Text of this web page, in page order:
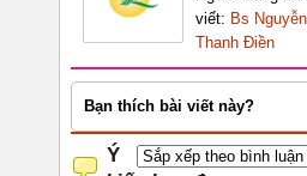
viết: Bs Nguyễn
Thanh Điền
Bạn thích bài viết này?